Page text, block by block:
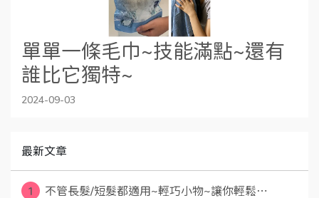
單單一條毛巾~技能滿點~還有
誰比它獨特~
2024-09-03
最新文章
1 不管長髮/短髮都適用~輕巧小物~讓你輕鬆⋯